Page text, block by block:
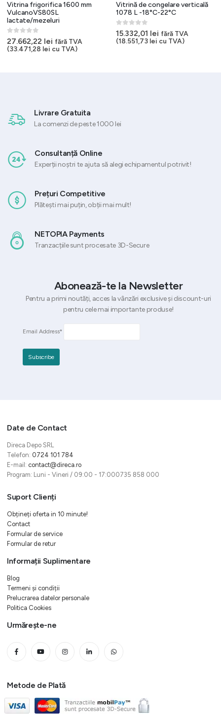
Vitrina frigorifica 1600 mm
VulcanoVS80SL
lactate/mezeluri
0out of 5
27.662,22 lei fără TVA
(33.471,28 lei cu TVA)
Vitrină de congelare verticală
1078 L -18°C-22°C
0 out of 5
15.332,01 lei fără TVA
(18.551,73 lei cu TVA)
Livrare Gratuita
La comenzi de peste 1000 lei
Consultanță Online
Experții noștri te ajuta să alegi echipamentul potrivit!
Prețuri Competitive
Plătești mai puțin, obții mai mult!
NETOPIA Payments
Tranzacțiile sunt procesate 3D-Secure
Abonează-te la Newsletter
Pentru a primi noutăți, acces la vânzări exclusive și discount-uri
pentru cele mai importante produse!
Email Address*
Date de Contact
Direca Depo SRL
Telefon: 0724 101 784
E-mail: contact@direca.ro
Program: Luni - Vineri / 09:00 - 17:000735 858 000
Suport Clienți
Obțineți oferta in 10 minute!
Contact
Formular de service
Formular de retur
Informații Suplimentare
Blog
Termeni și condiții
Prelucrarea datelor personale
Politica Cookies
Urmărește-ne
Metode de Plată